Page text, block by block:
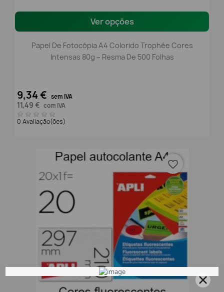
Ver opções
Papel De Fotocópia A4 Colorido Trophée Cores
Intensas 80g – Resma De 500 Folhas
9,34 € sem IVA
11,49 € com IVA
0 Avaliação(ões)
favorite_border